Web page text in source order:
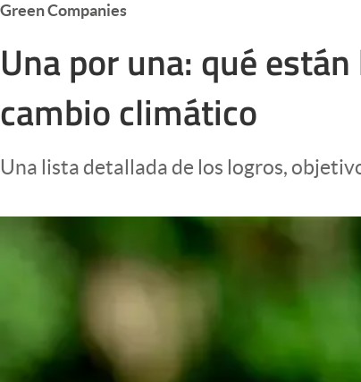
Clase
Eventos Corporativos
abre en nueva pestaña
Green Companies
Una por una: qué
cambio climático
Una lista detallada de los logros,